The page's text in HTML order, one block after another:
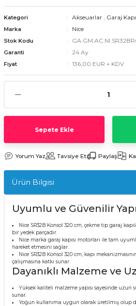
(UPS)
Kategori Akseuarlar , Garaj
Marka Nice
Stok Kodu
Garanti 24 Ay
Fiyat 136,00 EUR + KDV
Sepete Ekle
Yorum Yaz Tavsiye Et Paylaş
Ürün Bilgisi
Uyumlu ve Güvenilir Yapı
Nice SR32B Konsol 320 cm, çekme tip garaj
bir yedek parçadır.
Nice marka garaj kapısı motorları ile tam
hareket etmesini sağlar.
Nice SR32B Konsol 320 cm, kapı
çalışmasına katkı sunar.
Dayanıklı Malzeme ve
Yüksek kaliteli malzeme yapısı sayesinde uzun
sunar.
Yoğun kullanıma uygun olarak üretilmiş olup